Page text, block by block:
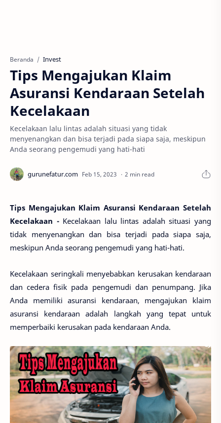
Beranda Invest
Tips Mengajukan Klaim
Asuransi Kendaraan Setelah
Kecelakaan
Kecelakaan lalu lintas adalah situasi yang tidak
menyenangkan dan bisa terjadi pada siapa saja, meskipun
Anda seorang pengemudi yang hati-hati
2 min read
Tips Mengajukan Klaim Asuransi Kendaraan Setelah
Kecelakaan - Kecelakaan lalu lintas adalah situasi yang
tidak menyenangkan dan bisa terjadi pada siapa saja,
meskipun Anda seorang pengemudi yang hati-hati.
Kecelakaan seringkali menyebabkan kerusakan kendaraan
dan cedera fisik pada pengemudi dan penumpang. Jika
Anda memiliki asuransi kendaraan, mengajukan klaim
asuransi kendaraan adalah langkah yang tepat untuk
memperbaiki kerusakan pada kendaraan Anda.